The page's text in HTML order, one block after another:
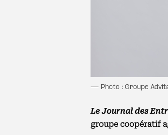
— Photo : Groupe
Le Journal des
groupe coopératif